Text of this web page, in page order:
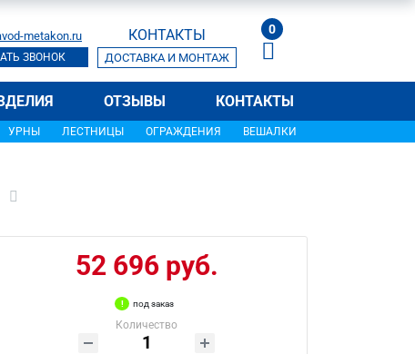
metakon.ru
ЗВОНОК
КОНТАКТЫ
ДОСТАВКА И МОНТАЖ
0
ОТЗЫВЫ КОНТАКТЫ
УРНЫ ЛЕСТНИЦЫ ОГРАЖДЕНИЯ ВЕШАЛКИ
52 696 руб.
под заказ
Количество